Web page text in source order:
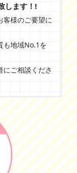
します！!
客様のご要望に
も地域No.1を
ご相談くださ